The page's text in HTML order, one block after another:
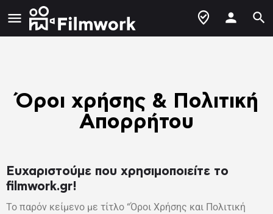
Όροι χρήσης & Πολιτική
Απορρήτου
Ευχαριστούμε που χρησιμοποιείτε το
filmwork.gr!
Το παρόν κείμενο με τίτλο “Όροι Χρήσης και Πολιτική